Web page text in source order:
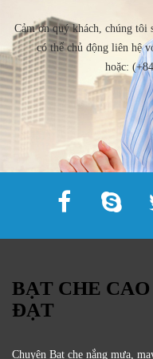
Cảm ơn quý khách, chúng tôi
có thể chủ động liên hệ
hoặc:
BẠT CHE
ĐẠT
Chuyên Bạt che nắng mưa,